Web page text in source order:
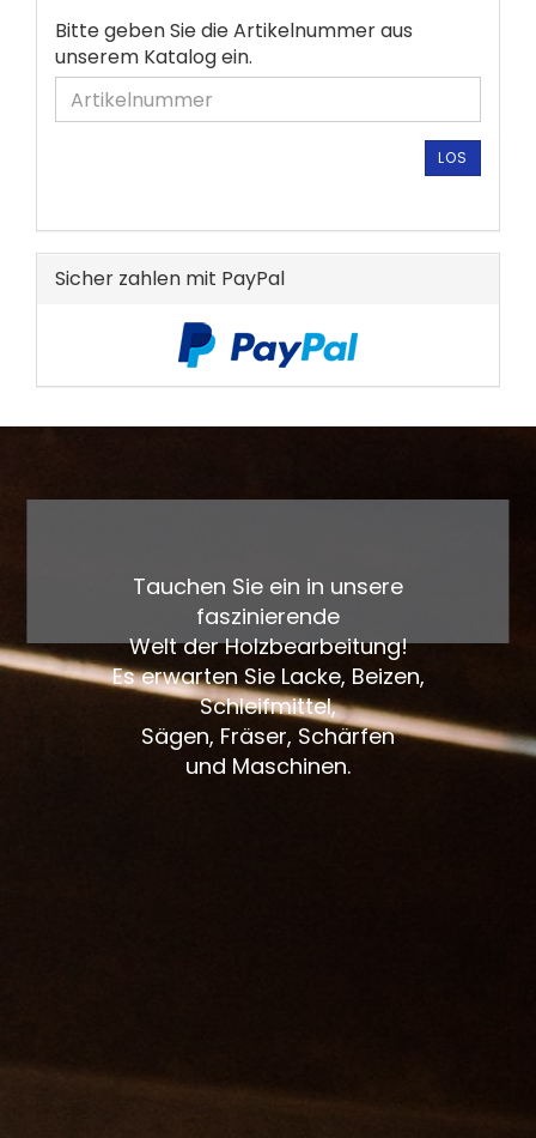
BITTE
GEBEN
SIE
DIE
EIN.
Bitte geben Sie die Artikelnummer aus
unserem Katalog ein.
LOS
Sicher zahlen mit PayPal
Tauchen Sie ein in unsere
faszinierende
Welt der Holzbearbeitung!
Es erwarten Sie Lacke, Beizen,
Schleifmittel,
Sägen, Fräser, Schärfen
und Maschinen.